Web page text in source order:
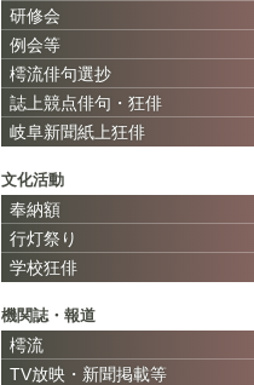
研修会
例会等
樗流俳句選抄
誌上競点俳句・狂俳
岐阜新聞紙上狂俳
文化活動
奉納額
行灯祭り
学校狂俳
機関誌・報道
樗流
TV放映・新聞掲載等